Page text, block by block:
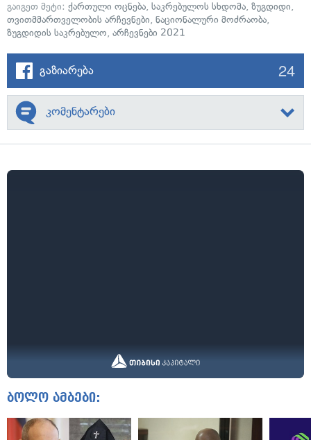
გაიგეთ მეტი: ქართული ოცნება, საკრებულოს სხდომა, ზუგდიდი,
თვითმმართველობის არჩევნები, ნაციონალური მოძრაობა,
ზუგდიდის საკრებულო, არჩევნები 2021
გაზიარება 24
კომენტარები
ბოლო ამბები: